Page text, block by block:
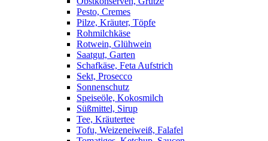
Pesto, Cremes
Pilze, Kräuter, Töpfe
Rohmilchkäse
Rotwein, Glühwein
Saatgut, Garten
Schafkäse, Feta Aufstrich
Sekt, Prosecco
Sonnenschutz
Speiseöle, Kokosmilch
Süßmittel, Sirup
Tee, Kräutertee
Tofu, Weizeneiweiß, Falafel